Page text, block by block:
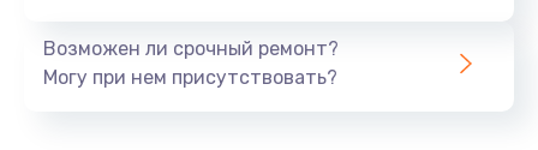
Возможен ли срочный ремонт?
Могу при нем присутствовать?